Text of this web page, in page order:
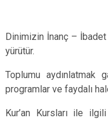
Dereli
Doğankent
Eynesil
Dinimizin İnanç – İbadet
yürütür.
Toplumu aydınlatmak
programlar ve faydalı
Kur’an Kursları ile